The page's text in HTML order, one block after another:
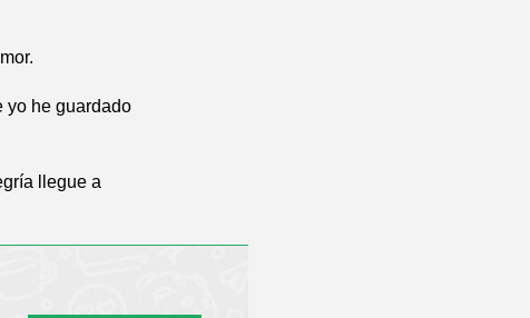
yo he guardado
llegue a